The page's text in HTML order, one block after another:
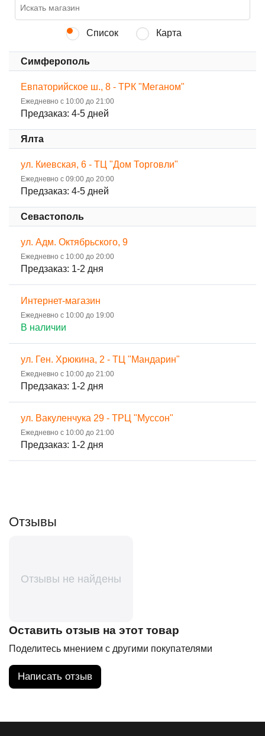
Список Карта
Симферополь
Евпаторийское ш., 8 - ТРК "Меганом"
Ежедневно с 10:00 до 21:00
Предзаказ: 4-5 дней
Ялта
ул. Киевская, 6 - ТЦ "Дом Торговли"
Ежедневно с 09:00 до 20:00
Предзаказ: 4-5 дней
Севастополь
ул. Адм. Октябрьского, 9
Ежедневно с 10:00 до 20:00
Предзаказ: 1-2 дня
Интернет-магазин
Ежедневно с 10:00 до 19:00
В наличии
ул. Ген. Хрюкина, 2 - ТЦ "Мандарин"
Ежедневно с 10:00 до 21:00
Предзаказ: 1-2 дня
ул. Вакуленчука 29 - ТРЦ "Муссон"
Ежедневно с 10:00 до 21:00
Предзаказ: 1-2 дня
Отзывы
Отзывы не найдены
Оставить отзыв на этот товар
Поделитесь мнением с другими покупателями
Написать отзыв